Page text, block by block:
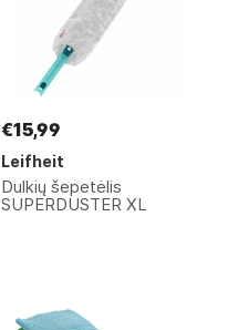
€15,99
Leifheit
Dulkių šepetėlis
SUPERDUSTER XL